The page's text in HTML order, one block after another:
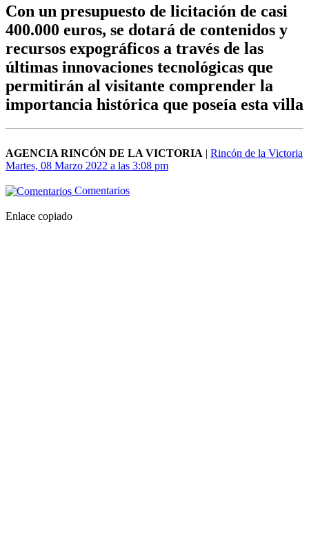
Con un presupuesto de licitación de casi
400.000 euros, se dotará de contenidos y
recursos expográficos a través de las
últimas innovaciones tecnológicas que
permitirán al visitante comprender la
importancia histórica que poseía esta villa
AGENCIA RINCÓN DE LA VICTORIA | Rincón de la Victoria
Martes, 08 Marzo 2022 a las 3:08 pm
Comentarios
Enlace copiado